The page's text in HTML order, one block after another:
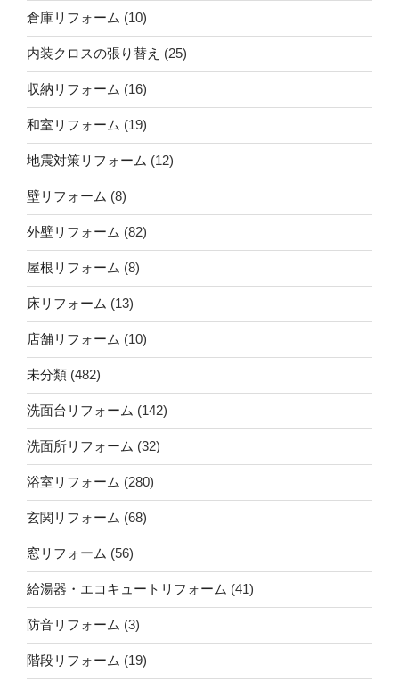
倉庫リフォーム (10)
内装クロスの張り替え (25)
収納リフォーム (16)
和室リフォーム (19)
地震対策リフォーム (12)
壁リフォーム (8)
外壁リフォーム (82)
屋根リフォーム (8)
床リフォーム (13)
店舗リフォーム (10)
未分類 (482)
洗面台リフォーム (142)
洗面所リフォーム (32)
浴室リフォーム (280)
玄関リフォーム (68)
窓リフォーム (56)
給湯器・エコキュートリフォーム (41)
防音リフォーム (3)
階段リフォーム (19)